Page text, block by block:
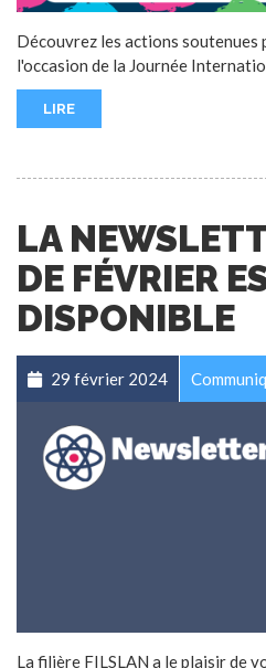
Découvrez les actions soutenues
l'occasion de la Journée
LIRE
LA
DE FÉVRIER
DISPONIBLE
29 février 2024
La filière FILSLAN a le plaisir de